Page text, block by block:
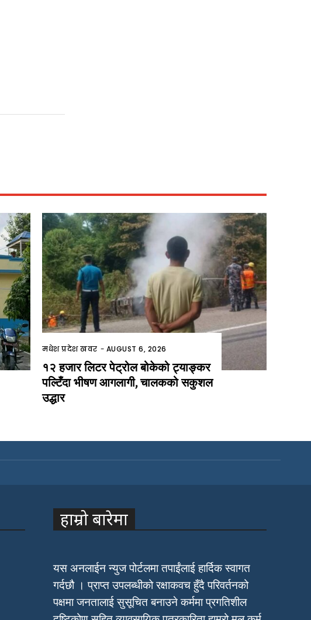
मधेश प्रदेश खवर - AUGUST 6, 2026
१२ हजार लिटर पेट्रोल बोकेको ट्याङ्कर
पल्टिँदा भीषण आगलागी, चालकको सकुशल
उद्धार
हाम्रो बारेमा
यस अनलाईन न्युज पोर्टलमा तपाईंलाई हार्दिक स्वागत
गर्दछौ । प्राप्त उपलब्धीको रक्षाकवच हुँदै परिवर्तनको
पक्षमा जनतालाई सुसूचित बनाउने कर्ममा प्रगतिशील